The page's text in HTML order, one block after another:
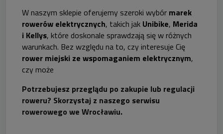
W naszym sklepie oferujemy szeroki wybór marek
rowerów elektrycznych, takich jak Unibike, Merida
i Kellys, które doskonale sprawdzają się w różnych
warunkach. Bez względu na to, czy interesuje Cię
rower miejski ze wspomaganiem elektrycznym,
czy może
Potrzebujesz przeglądu po zakupie lub regulacji
roweru? Skorzystaj z naszego serwisu
rowerowego we Wrocławiu.